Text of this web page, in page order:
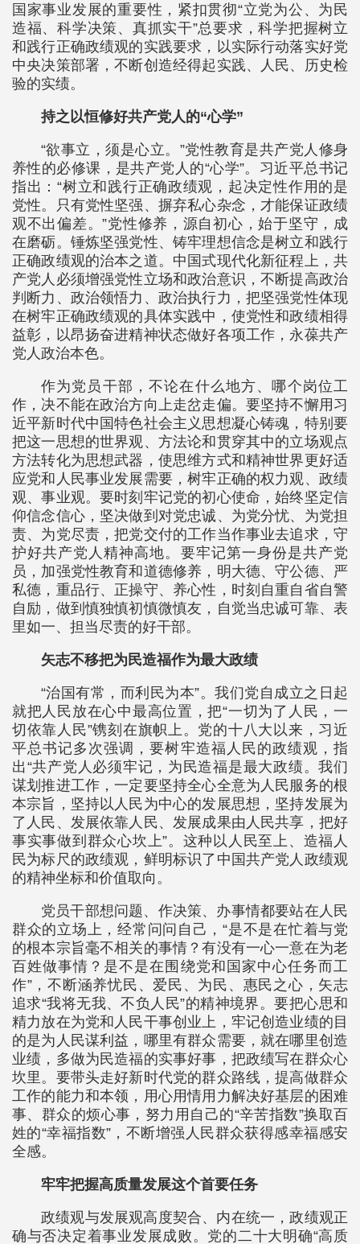
国家事业发展的重要性，紧扣贯彻“立党为公、为民
造福、科学决策、真抓实干”总要求，科学把握树立
和践行正确政绩观的实践要求，以实际行动落实好党
中央决策部署，不断创造经得起实践、人民、历史检
验的实绩。
持之以恒修好共产党人的“心学”
“欲事立，须是心立。”党性教育是共产党人修身
养性的必修课，是共产党人的“心学”。习近平总书记
指出：“树立和践行正确政绩观，起决定性作用的是
党性。只有党性坚强、摒弃私心杂念，才能保证政绩
观不出偏差。”党性修养，源自初心，始于坚守，成
在磨砺。锤炼坚强党性、铸牢理想信念是树立和践行
正确政绩观的治本之道。中国式现代化新征程上，共
产党人必须增强党性立场和政治意识，不断提高政治
判断力、政治领悟力、政治执行力，把坚强党性体现
在树牢正确政绩观的具体实践中，使党性和政绩相得
益彰，以昂扬奋进精神状态做好各项工作，永葆共产
党人政治本色。
作为党员干部，不论在什么地方、哪个岗位工
作，决不能在政治方向上走岔走偏。要坚持不懈用习
近平新时代中国特色社会主义思想凝心铸魂，特别要
把这一思想的世界观、方法论和贯穿其中的立场观点
方法转化为思想武器，使思维方式和精神世界更好适
应党和人民事业发展需要，树牢正确的权力观、政绩
观、事业观。要时刻牢记党的初心使命，始终坚定信
仰信念信心，坚决做到对党忠诚、为党分忧、为党担
责、为党尽责，把党交付的工作当作事业去追求，守
护好共产党人精神高地。要牢记第一身份是共产党
员，加强党性教育和道德修养，明大德、守公德、严
私德，重品行、正操守、养心性，时刻自重自省自警
自励，做到慎独慎初慎微慎友，自觉当忠诚可靠、表
里如一、担当尽责的好干部。
矢志不移把为民造福作为最大政绩
“治国有常，而利民为本”。我们党自成立之日起
就把人民放在心中最高位置，把“一切为了人民，一
切依靠人民”镌刻在旗帜上。党的十八大以来，习近
平总书记多次强调，要树牢造福人民的政绩观，指
出“共产党人必须牢记，为民造福是最大政绩。我们
谋划推进工作，一定要坚持全心全意为人民服务的根
本宗旨，坚持以人民为中心的发展思想，坚持发展为
了人民、发展依靠人民、发展成果由人民共享，把好
事实事做到群众心坎上”。这种以人民至上、造福人
民为标尺的政绩观，鲜明标识了中国共产党人政绩观
的精神坐标和价值取向。
党员干部想问题、作决策、办事情都要站在人民
群众的立场上，经常问问自己，“是不是在忙着与党
的根本宗旨毫不相关的事情？有没有一心一意在为老
百姓做事情？是不是在围绕党和国家中心任务而工
作”，不断涵养忧民、爱民、为民、惠民之心，矢志
追求“我将无我、不负人民”的精神境界。要把心思和
精力放在为党和人民干事创业上，牢记创造业绩的目
的是为人民谋利益，哪里有群众需要，就在哪里创造
业绩，多做为民造福的实事好事，把政绩写在群众心
坎里。要带头走好新时代党的群众路线，提高做群众
工作的能力和本领，用心用情用力解决好基层的困难
事、群众的烦心事，努力用自己的“辛苦指数”换取百
姓的“幸福指数”，不断增强人民群众获得感幸福感安
全感。
牢牢把握高质量发展这个首要任务
政绩观与发展观高度契合、内在统一，政绩观正
确与否决定着事业发展成败。党的二十大明确“高质